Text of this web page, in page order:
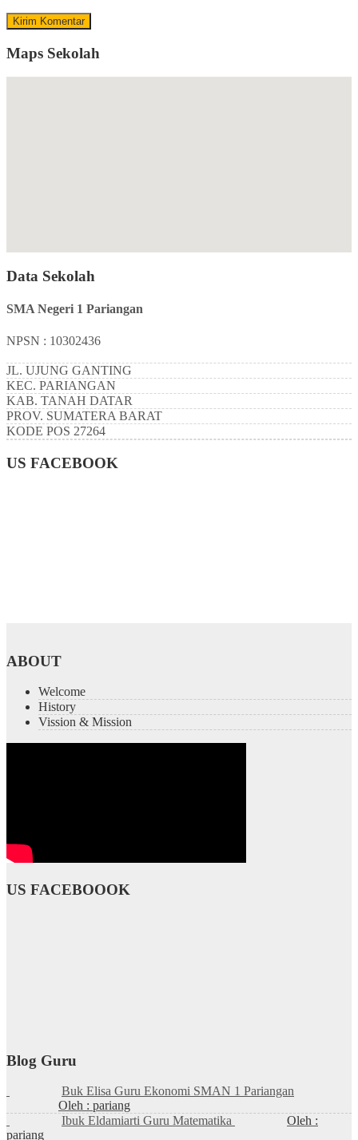
Maps Sekolah
Data Sekolah
SMA Negeri 1 Pariangan
NPSN : 10302436
JL. UJUNG GANTING
KEC. PARIANGAN
KAB. TANAH DATAR
PROV. SUMATERA BARAT
KODE POS 27264
US FACEBOOK
ABOUT
Welcome
History
Vission & Mission
US FACEBOOOK
Blog Guru
Buk Elisa Guru Ekonomi SMAN 1 Pariangan
Oleh : pariang
Ibuk Eldamiarti Guru Matematika
Oleh :
pariang